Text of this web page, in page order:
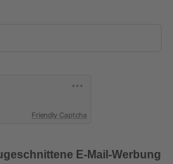
Friendly Captcha
E-Mail-Werbung